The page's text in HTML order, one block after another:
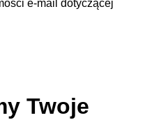
e-mail dotyczącej
Twoje